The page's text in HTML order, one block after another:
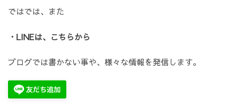
ではでは、また
・LINEは、こちらから
ブログでは書かない事や、様々な情報を発信します。